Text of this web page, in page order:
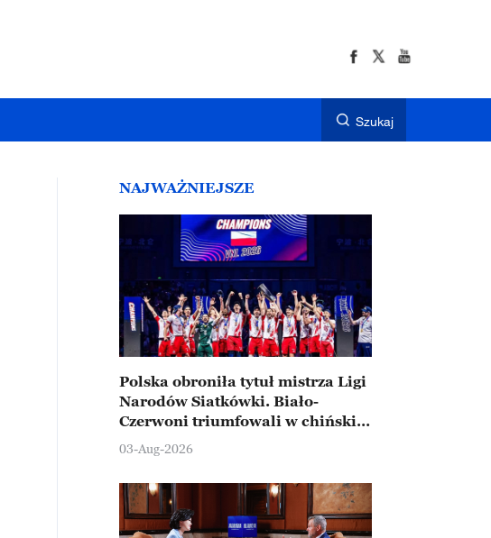
Szukaj
NAJWAŻNIEJSZE
Polska obroniła tytuł mistrza Ligi
Narodów Siatkówki. Biało-
Czerwoni triumfowali w chińskim
Ningbo
03-Aug-2026